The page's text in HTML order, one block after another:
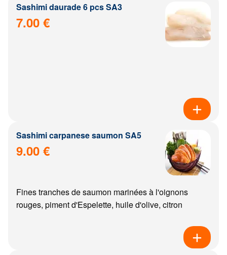
Sashimi daurade 6 pcs SA3
7.00 €
Sashimi carpanese saumon SA5
9.00 €
Fines tranches de saumon marinées à l'oignons
rouges, piment d'Espelette, huile d'olive, citron